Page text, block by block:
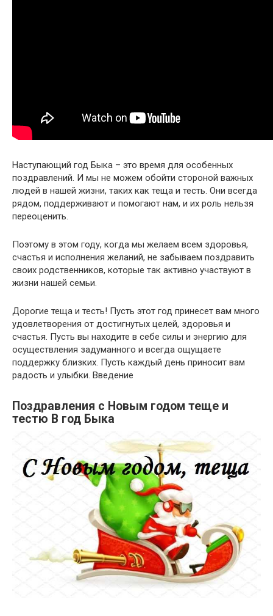
Наступающий год Быка – это время для особенных
поздравлений. И мы не можем обойти стороной важных
людей в нашей жизни, таких как теща и тесть. Они всегда
рядом, поддерживают и помогают нам, и их роль нельзя
переоценить.
Поэтому в этом году, когда мы желаем всем здоровья,
счастья и исполнения желаний, не забываем поздравить
своих родственников, которые так активно участвуют в
жизни нашей семьи.
Дорогие теща и тесть! Пусть этот год принесет вам много
удовлетворения от достигнутых целей, здоровья и
счастья. Пусть вы находите в себе силы и энергию для
осуществления задуманного и всегда ощущаете
поддержку близких. Пусть каждый день приносит вам
радость и улыбки. Введение
Поздравления с Новым годом теще и
тестю В год Быка